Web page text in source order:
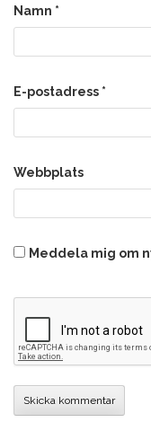
Namn *
E-postadress *
Webbplats
Meddela mig om